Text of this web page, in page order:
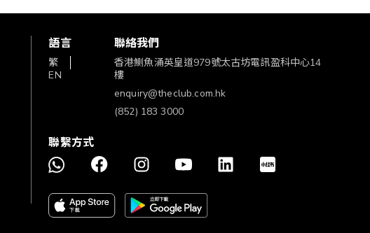
語言
繁
EN
聯絡我們
香港鰂魚涌英皇道979號太古坊電訊盈科中心14
樓
enquiry@theclub.com.hk
(852) 183 3000
聯繫方式